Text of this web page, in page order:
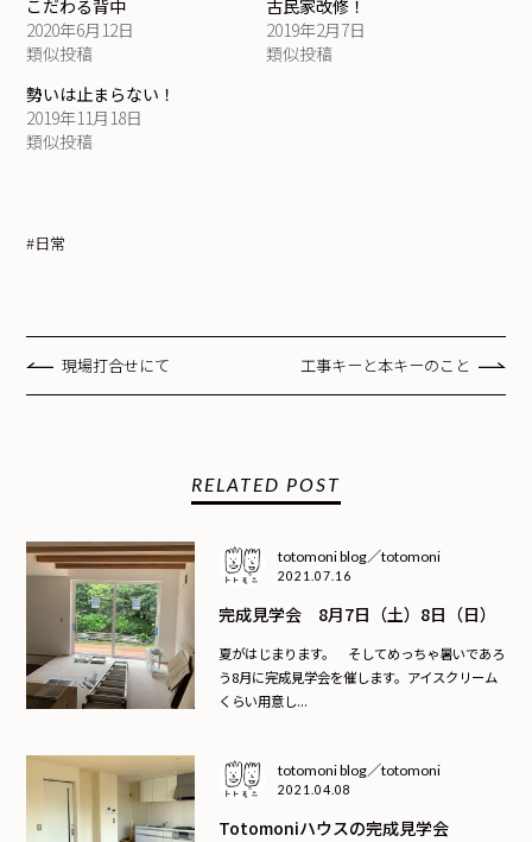
こだわる背中
2020年6月12日
類似投稿
古民家改修！
2019年2月7日
類似投稿
勢いは止まらない！
2019年11月18日
類似投稿
#日常
現場打合せにて 工事キーと本キーのこと
RELATED POST
totomoni blog／totomoni
2021.07.16
完成見学会 8月7日（土）8日（日）
夏がはじまります。 そしてめっちゃ暑いであろ
う8月に完成見学会を催します。アイスクリーム
くらい用意し...
totomoni blog／totomoni
2021.04.08
Totomoniハウスの完成見学会